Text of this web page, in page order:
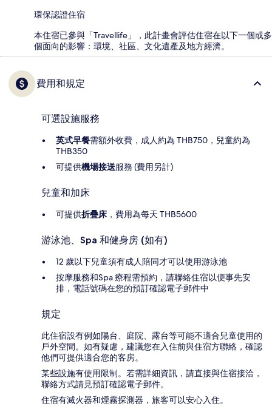
環保認證住宿
本住宿已參與「Travellife」，此計畫會評估住宿在以下一個或多
個面向的影響：環境、社區、文化遺產及地方經濟。
費用和規定
可選設施服務
英式早餐需額外收費，成人約為 THB750，兒童約為
THB350
可提供機場接送服務 (費用另計)
兒童和加床
可提供折疊床 ，費用為每天 THB5600
游泳池、Spa 和健身房 (如有)
12 歲以下兒童須有成人陪同才可以使用游泳池
按摩服務和Spa 療程需預約，請聯絡住宿以便事先安
排，電話號碼在您的預訂確認電子郵件中
規定
此住宿設有例如陽台、庭院、露台等可能不適合兒童使用的
戶外空間。如有疑慮，建議您在入住前與住宿方聯絡，確認
他們可提供適合您的客房。
某些設施有使用限制。若需詳細資訊，請直接與住宿接洽，
聯絡方式請見預訂確認電子郵件。
住宿有滅火器和煙霧探測器，旅客可以安心入住。